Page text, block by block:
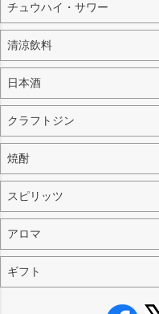
チュウハイ・サワー
清涼飲料
日本酒
クラフトジン
焼酎
スピリッツ
アロマ
ギフト